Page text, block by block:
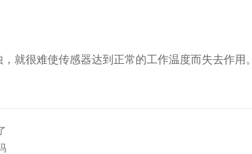
就很难使传感器达到正常的工作温度而失去作用。